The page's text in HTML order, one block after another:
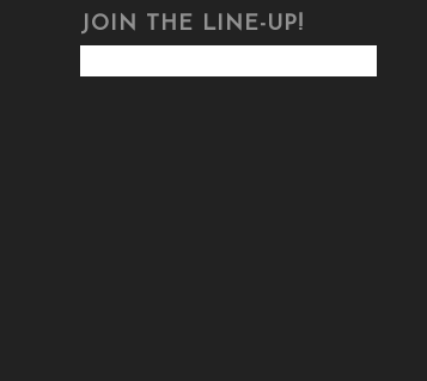
JOIN THE LINE-UP!